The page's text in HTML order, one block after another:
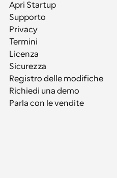
Apri Startup
Supporto
Privacy
Termini
Licenza
Sicurezza
Registro delle modifiche
Richiedi una demo
Parla con le vendite